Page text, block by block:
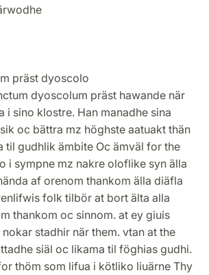
präst dyoscolo
dyoscolum präst hawande när
i sino klostre. Han manadhe sina
oc bättra mz höghste aatuakt thän
til gudhlik ämbite Oc ämväl for the
i sympne mz nakre oloflike syn älla
af orenom thankom älla diäfla
folk tilbör at bort älta alla
thankom oc sinnom. at ey giuis
stadhir när them. vtan at the
siäl oc likama til föghias gudhi.
thöm som lifua i kötliko liuärne Thy